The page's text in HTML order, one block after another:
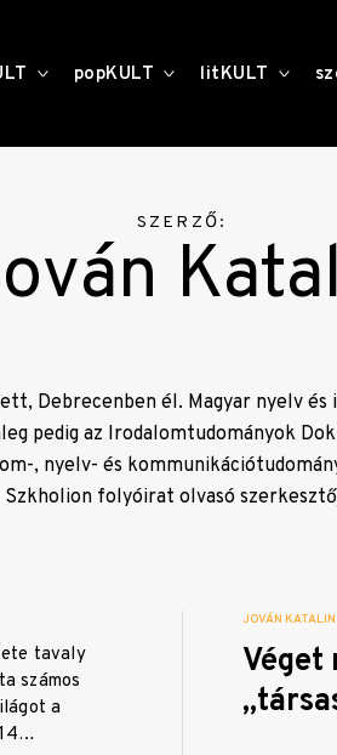
toggle
child
popKULT toggle
child
litKULT child
SZERZŐ:
Debrecenben él. Magyar nyelv
pedig az Irodalomtudományok
, nyelv- és
Szkholion folyóirat olvasó
tavaly
számos
a
JOVÁN KATALIN
Véget